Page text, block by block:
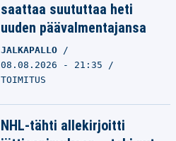
saattaa suututtaa heti
uuden päävalmentajansa
JALKAPALLO
08.08.2026 - 21:35
TOIMITUS
NHL-tähti allekirjoitti